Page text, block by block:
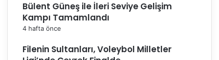
Bülent Güneş ile İleri Seviye Gelişim
Kampı Tamamlandı
4 hafta önce
Filenin Sultanları, Voleybol Milletler